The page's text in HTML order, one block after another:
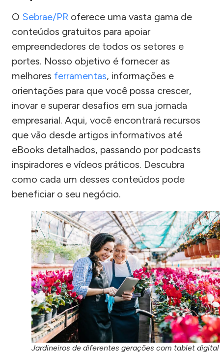
O Sebrae/PR oferece uma vasta gama de
conteúdos gratuitos para apoiar
empreendedores de todos os setores e
portes. Nosso objetivo é fornecer as
melhores ferramentas, informações e
orientações para que você possa crescer,
inovar e superar desafios em sua jornada
empresarial. Aqui, você encontrará recursos
que vão desde artigos informativos até
eBooks detalhados, passando por podcasts
inspiradores e vídeos práticos. Descubra
como cada um desses conteúdos pode
beneficiar o seu negócio.
Jardineiros de diferentes gerações com tablet digital